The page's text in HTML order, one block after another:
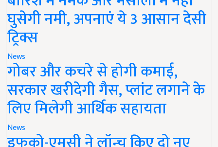
घुसेगी नमी, अपनाएं ये 3 आसान देसी
ट्रिक्स
News
गोबर और कचरे से होगी कमाई,
सरकार खरीदेगी गैस, प्लांट लगाने के
लिए मिलेगी आर्थिक सहायता
News